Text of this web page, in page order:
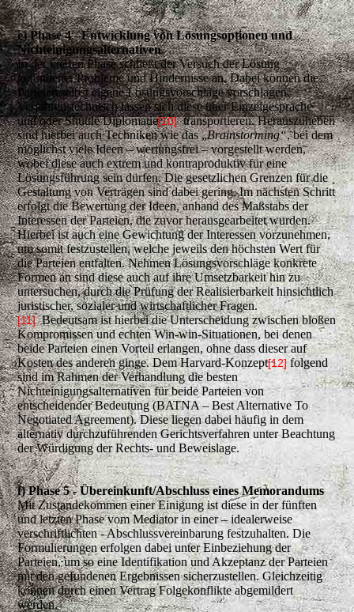
e) Phase 4 - Entwicklung von Lösungsoptionen und
Nichteinigungsalternativen
In der vierten Phase schließt der Versuch der Lösung
gefundener Probleme und Hindernisse an. Dabei können die
Parteien selbst eigene Lösungsvorschläge vorschlagen.
Verfahrenstechnisch lassen sich diese über Einzelgespräche
und/oder Shuttle Diplomatie[10]transportieren. Herauszuheben
sind hierbei auch Techniken wie das „Brainstorming“, bei dem
möglichst viele Ideen – wertungsfrei – vorgestellt werden,
wobei diese auch extrem und kontraproduktiv für eine
Lösungsführung sein dürfen. Die gesetzlichen Grenzen für die
Gestaltung von Verträgen sind dabei gering. Im nächsten Schritt
erfolgt die Bewertung der Ideen, anhand des Maßstabs der
Interessen der Parteien, die zuvor herausgearbeitet wurden.
Hierbei ist auch eine Gewichtung der Interessen vorzunehmen,
um somit festzustellen, welche jeweils den höchsten Wert für
die Parteien entfalten. Nehmen Lösungsvorschläge konkrete
Formen an sind diese auch auf ihre Umsetzbarkeit hin zu
untersuchen, durch die Prüfung der Realisierbarkeit hinsichtlich
juristischer, sozialer und wirtschaftlicher Fragen.
[11]Bedeutsam ist hierbei die Unterscheidung zwischen bloßen
Kompromissen und echten Win-win-Situationen, bei denen
beide Parteien einen Vorteil erlangen, ohne dass dieser auf
Kosten des anderen ginge. Dem Harvard-Konzept[12]folgend
sind im Rahmen der Verhandlung die besten
Nichteinigungsalternativen für beide Parteien von
entscheidender Bedeutung (BATNA – Best Alternative To
Negotiated Agreement). Diese liegen dabei häufig in dem
alternativ durchzuführenden Gerichtsverfahren unter Beachtung
der Würdigung der Rechts- und Beweislage.
f) Phase 5 - Übereinkunft/Abschluss eines Memorandums
Mit Zustandekommen einer Einigung ist diese in der fünften
und letzten Phase vom Mediator in einer – idealerweise
verschriftlichten - Abschlussvereinbarung festzuhalten. Die
Formulierungen erfolgen dabei unter Einbeziehung der
Parteien, um so eine Identifikation und Akzeptanz der Parteien
mit den gefundenen Ergebnissen sicherzustellen. Gleichzeitig
können durch einen Vertrag Folgekonflikte abgemildert
werden.